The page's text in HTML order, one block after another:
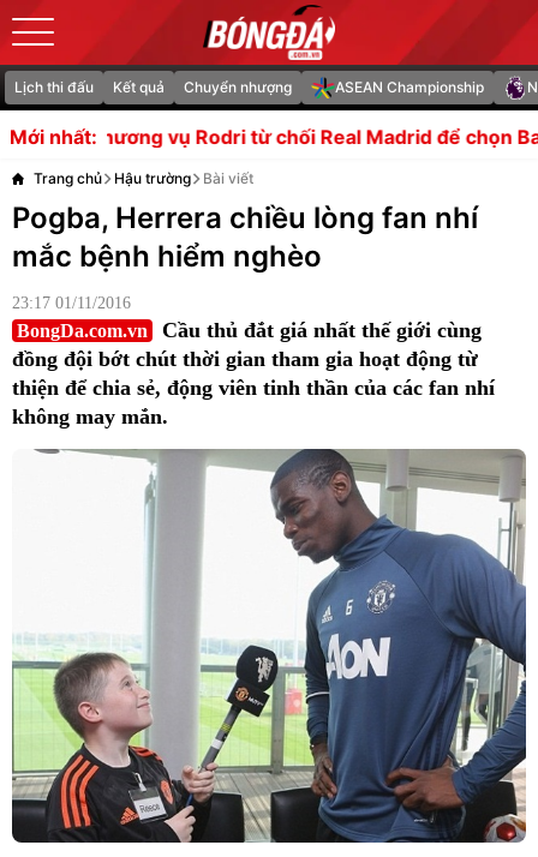
Lịch thi đấu Kết quả Chuyển nhượng ASEAN Championship
Mới nhất:
từ chối Real Madrid để chọn Barcelona Inter Milan
Trang chủ Hậu trường Bài viết
Pogba, Herrera chiều lòng fan nhí
mắc bệnh hiểm nghèo
23:17 01/11/2016
BongDa.com.vn
Cầu thủ đắt giá nhất thế giới cùng
đồng đội bớt chút thời gian tham gia hoạt động từ
thiện để chia sẻ, động viên tinh thần của các fan nhí
không may mắn.